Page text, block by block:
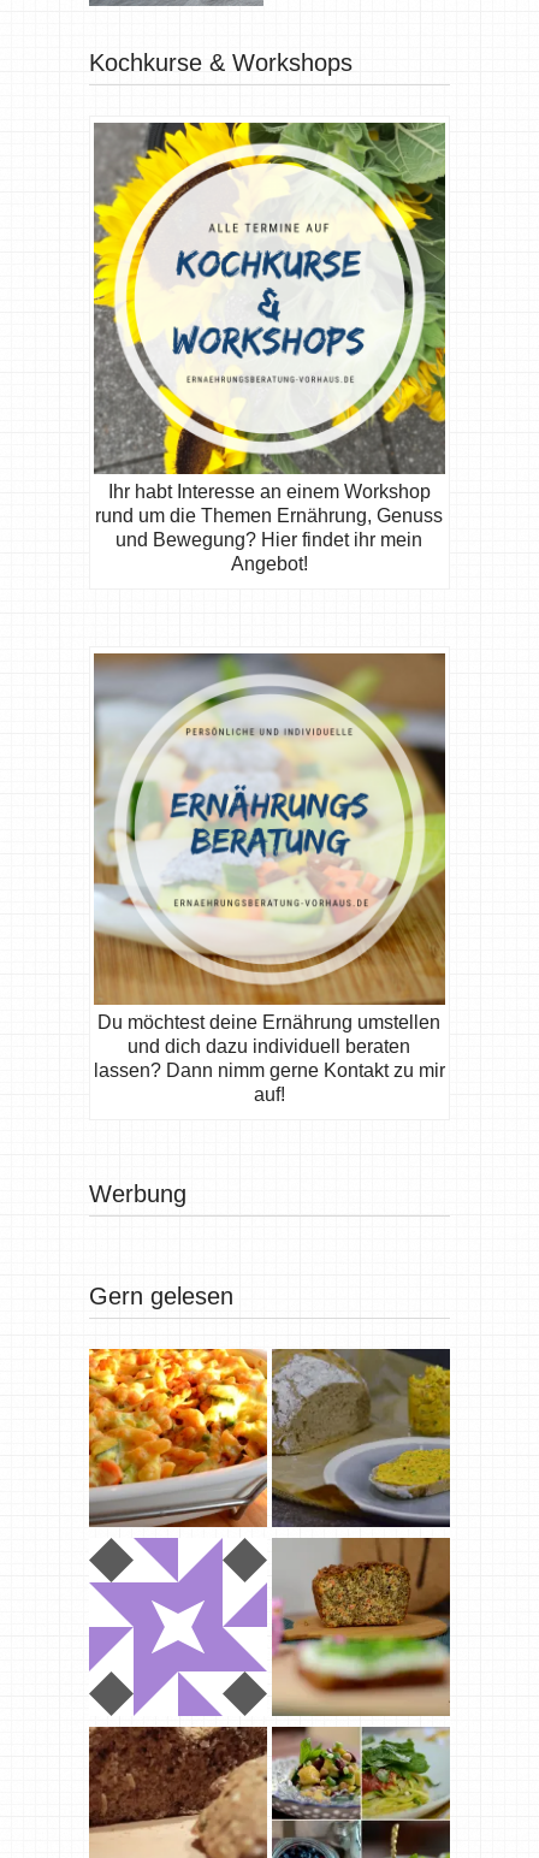
Kochkurse & Workshops
Ihr habt Interesse an einem Workshop
rund um die Themen Ernährung, Genuss
und Bewegung? Hier findet ihr mein
Angebot!
Du möchtest deine Ernährung umstellen
und dich dazu individuell beraten
lassen? Dann nimm gerne Kontakt zu mir
auf!
Werbung
Gern gelesen